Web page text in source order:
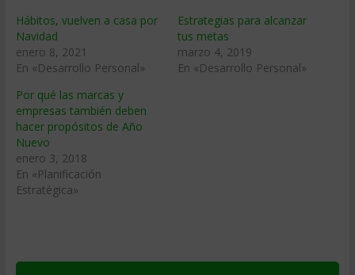
Hábitos, vuelven a casa por
Navidad
enero 8, 2021
En «Desarrollo Personal»
Estrategias para alcanzar
tus metas
marzo 4, 2019
En «Desarrollo Personal»
Por qué las marcas y
empresas también deben
hacer propósitos de Año
Nuevo
enero 3, 2018
En «Planificación
Estratégica»